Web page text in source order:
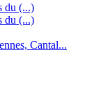
du (...)
du (...)
Cantal...